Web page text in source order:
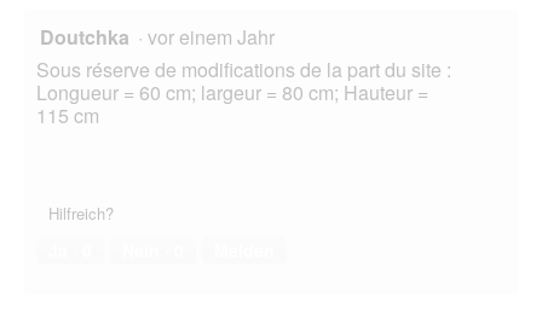
Doutchka · vor einem Jahr
Sous réserve de modifications de la part du site :
Longueur = 60 cm; largeur = 80 cm; Hauteur =
115 cm
Hilfreich?